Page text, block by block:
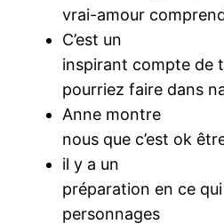
vrai-amour
C’est un
inspirant compte de
pourriez faire dans
Anne montre
nous que c’est ok
il y a un
préparation en ce
personnages